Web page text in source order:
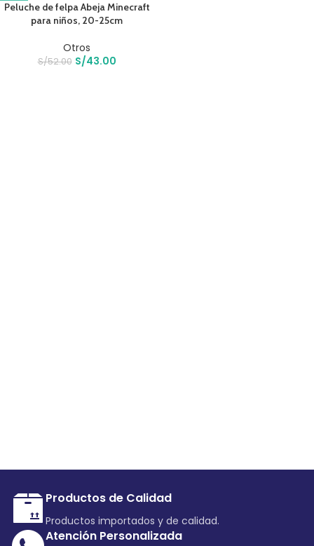
Peluche de felpa Abeja Minecraft
para niños, 20-25cm
Otros
S/52.00 S/43.00
Productos de Calidad
Productos importados y de calidad.
Atención Personalizada